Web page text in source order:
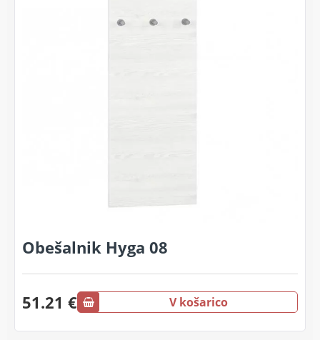
Obešalnik Hyga 08
51.21 € V košarico